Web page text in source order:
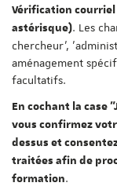
Vérification
astérisque). Les
chercheur',
aménagement
facultatifs.
En cochant la case
vous confirmez
dessus et
traitées afin de
formation.